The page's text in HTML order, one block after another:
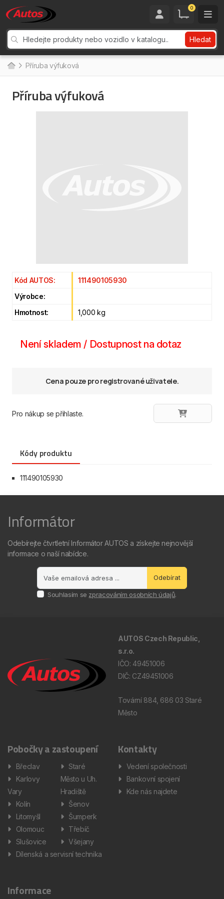
0
Hledat
Příruba výfuková
Příruba výfuková
Kód AUTOS:
111490105930
Výrobce:
Hmotnost:
1,000 kg
Není skladem / Dostupnost na dotaz
Cena pouze pro registrované uživatele.
Pro nákup se přihlaste.
Kódy produktu
111490105930
Informátor
Odebírejte čtvrtletní Informátor AUTOS a získejte nejnovější
informace o naší nabídce.
Odebírat
Souhlasím se zpracováním osobních údajů.
AUTOS Czech Republic,
s.r.o.
IČO: 49451006
DIČ: CZ49451006
Tovární 884, 686 03 Staré
Město
Pobočky a zastoupení
Břeclav
Karlovy
Vary
Kolín
Litomyšl
Olomouc
Slušovice
Staré
Město u Uh.
Hradiště
Šenov
Šumperk
Třebíč
Všejany
Dílenská a servisní technika
Kontakty
Vedení společnosti
Bankovní spojení
Kde nás najdete
Informace